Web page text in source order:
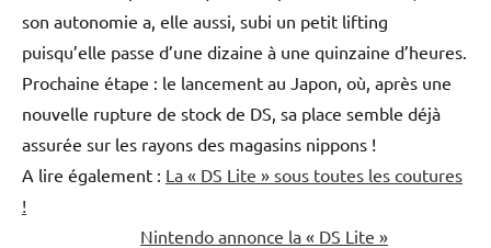
son autonomie a, elle aussi, subi un petit lifting
puisqu’elle passe d’une dizaine à une quinzaine d’heures.
Prochaine étape : le lancement au Japon, où, après une
nouvelle rupture de stock de DS, sa place semble déjà
assurée sur les rayons des magasins nippons !
A lire également : La « DS Lite » sous toutes les coutures
!
Nintendo annonce la « DS Lite »